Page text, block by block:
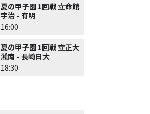
夏の甲子園 1回戦 立命館
宇治 - 有明
16:00
夏の甲子園 1回戦 立正大
淞南 - 長崎日大
18:30